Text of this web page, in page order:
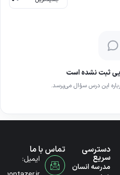
ثبت نشده است
این درس سؤال می‌پرسد.
دسترسی
سریع
مدرسه انسان
تماس با ما
ایمیل: